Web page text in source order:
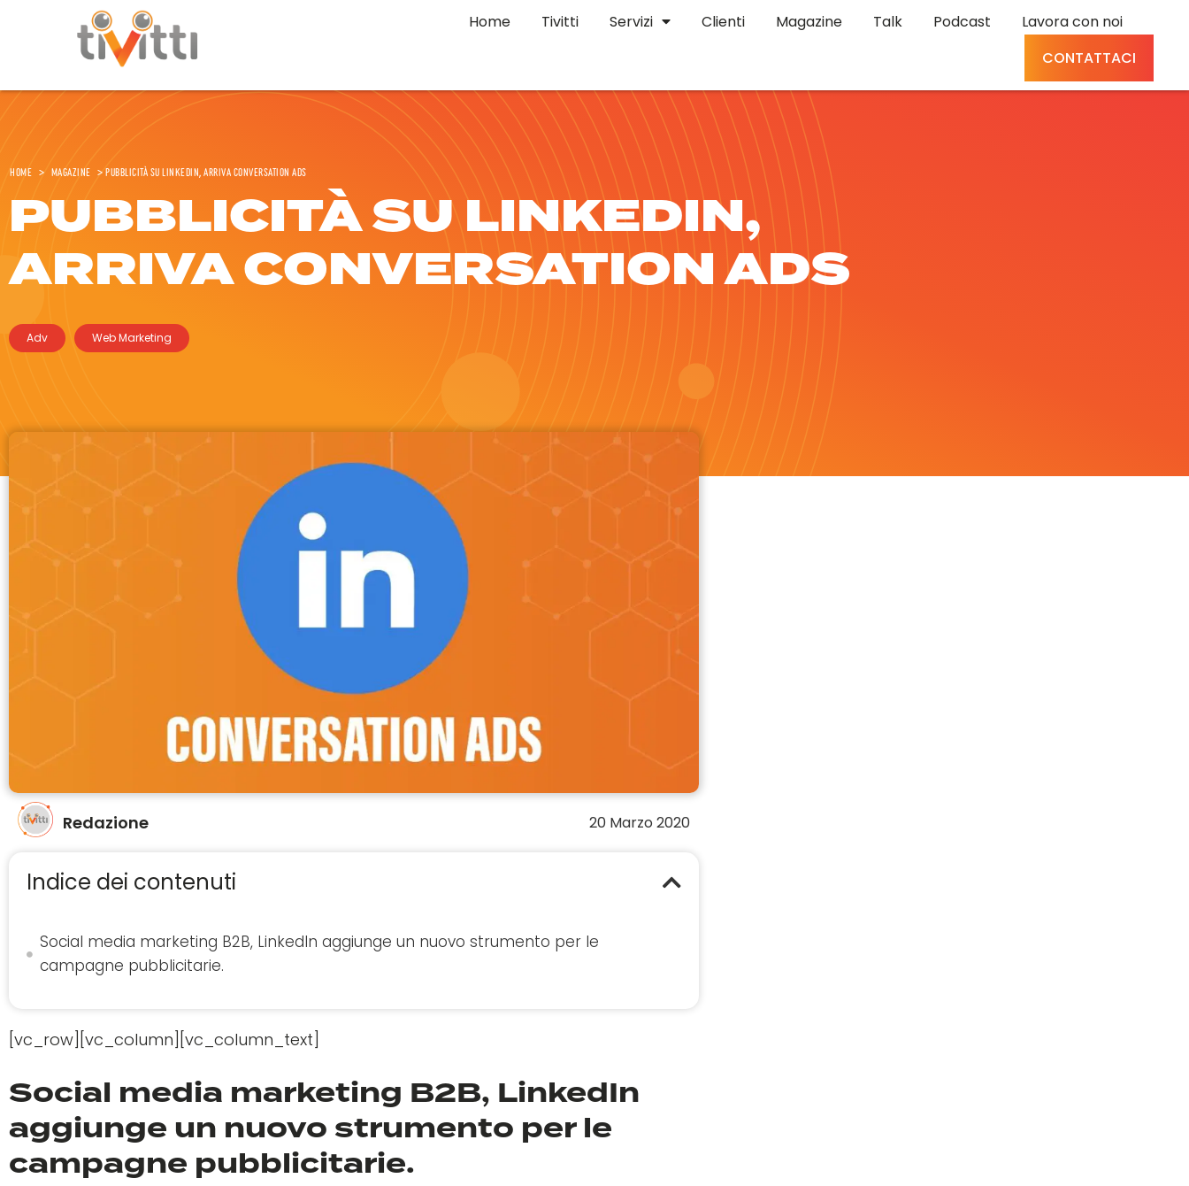
Home Tivitti Servizi Clienti Magazine Talk Podcast
Lavora con noi
CONTATTACI
Home > Magazine >Pubblicità su LinkedIn, arriva Conversation Ads
PUBBLICITÀ SU LINKEDIN,
ARRIVA CONVERSATION ADS
Adv Web Marketing
Redazione 20 Marzo 2020
Indice dei contenuti
Social media marketing B2B, LinkedIn aggiunge un nuovo strumento per le
campagne pubblicitarie.
[vc_row][vc_column][vc_column_text]
Social media marketing B2B, LinkedIn
aggiunge un nuovo strumento per le
campagne pubblicitarie.